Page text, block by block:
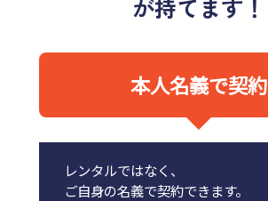
が持てます！
本人名義で契約
レンタルではなく、
ご自身の名義で契約できます。